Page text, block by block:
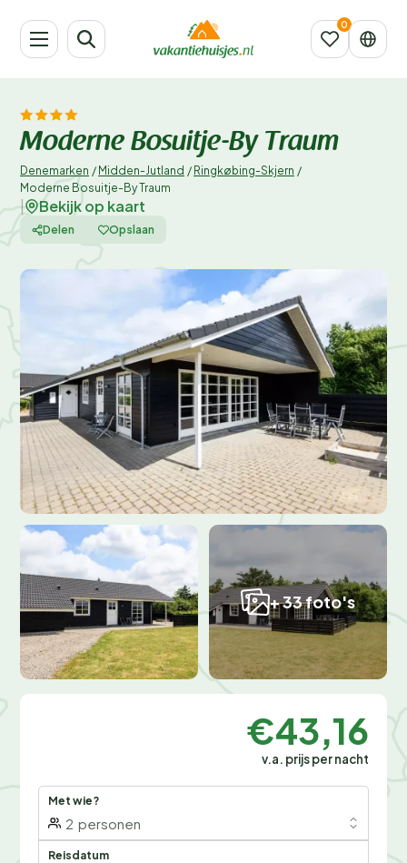
Moderne Bosuitje-By Traum
Denemarken / Midden-Jutland / Ringkøbing-Skjern /
Moderne Bosuitje-By Traum
Bekijk op kaart
Delen Opslaan
+ 33 foto's
€43,16
v.a. prijs per nacht
Met wie?
2 personen
Reisdatum